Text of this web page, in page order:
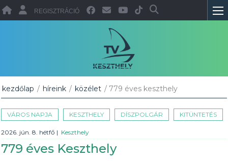
REGISZTRÁCIÓ
kezdőlap / híreink / közélet / 779 éves keszthely
VÁROS NAPJA KESZTHELY DÍSZPOLGÁR KITÜNTETÉS
2026. jún. 8. hétfő | Keszthely
779 éves Keszthely